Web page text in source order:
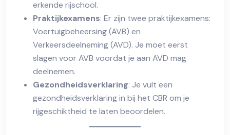
erkende rijschool.
Praktijkexamens: Er zijn twee praktijkexamens:
Voertuigbeheersing (AVB) en
Verkeersdeelneming (AVD). Je moet eerst
slagen voor AVB voordat je aan AVD mag
deelnemen.
Gezondheidsverklaring: Je vult een
gezondheidsverklaring in bij het CBR om je
rijgeschiktheid te laten beoordelen.